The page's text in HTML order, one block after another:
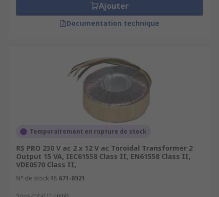
Ajouter
Documentation technique
Temporairement en rupture de stock
RS PRO 230 V ac 2 x 12 V ac Toroidal Transformer 2
Output 15 VA, IEC61558 Class II, EN61558 Class II,
VDE0570 Class II,
N° de stock RS 671-8921